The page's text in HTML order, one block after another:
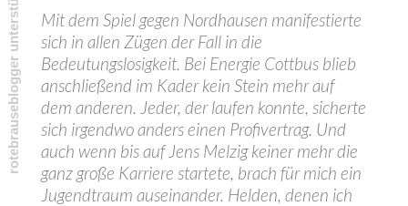
Mit dem Spiel gegen Nordhausen manifestierte
sich in allen Zügen der Fall in die
Bedeutungslosigkeit. Bei Energie Cottbus blieb
anschließend im Kader kein Stein mehr auf
dem anderen. Jeder, der laufen konnte, sicherte
sich irgendwo anders einen Profivertrag. Und
auch wenn bis auf Jens Melzig keiner mehr die
ganz große Karriere startete, brach für mich ein
Jugendtraum auseinander. Helden, denen ich
rotebrauseblogger unterstützen